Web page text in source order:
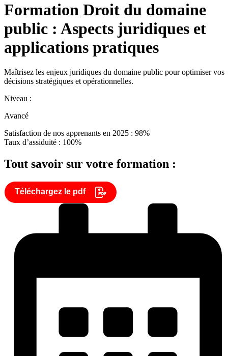
Formation Droit du domaine
public : Aspects juridiques et
applications pratiques
Maîtrisez les enjeux juridiques du domaine public pour optimiser vos
décisions stratégiques et opérationnelles.
Niveau :
Avancé
Satisfaction de nos apprenants en 2025 : 98%
Taux d’assiduité : 100%
Tout savoir sur votre formation :
Téléchargez le pdf